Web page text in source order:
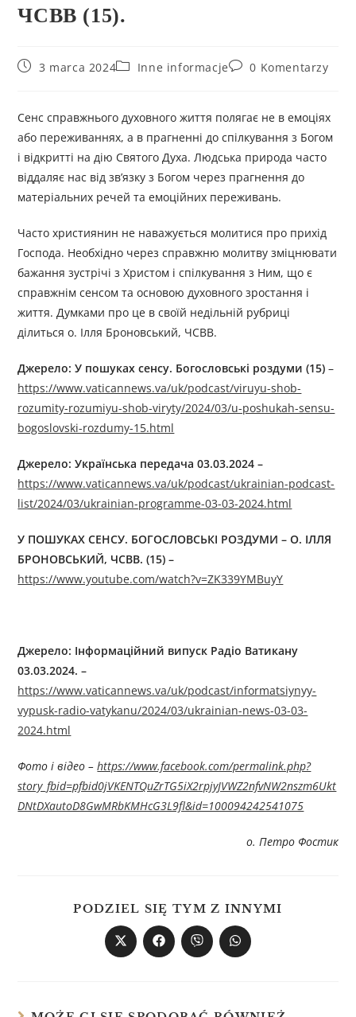
ЧСВВ (15).
3 marca 2024 Inne informacje 0 Komentarzy
Сенс справжнього духовного життя полягає не в емоціях
або переживаннях, а в прагненні до спілкування з Богом
і відкритті на дію Святого Духа. Людська природа часто
віддаляє нас від зв’язку з Богом через прагнення до
матеріальних речей та емоційних переживань.
Часто християнин не наважується молитися про прихід
Господа. Необхідно через справжню молитву зміцнювати
бажання зустрічі з Христом і спілкування з Ним, що є
справжнім сенсом та основою духовного зростання і
життя. Думками про це в своїй недільній рубриці
ділиться о. Ілля Броновський, ЧСВВ.
Джерелo: У пошуках ceнсу. Богословські роздуми (15) –
https://www.vaticannews.va/uk/podcast/viruyu-shob-
rozumity-rozumiyu-shob-viryty/2024/03/u-poshukah-sensu-
bogoslovski-rozdumy-15.html
Джерелo: Українська передача 03.03.2024 –
https://www.vaticannews.va/uk/podcast/ukrainian-podcast-
list/2024/03/ukrainian-programme-03-03-2024.html
У ПОШУКАХ CEНСУ. БОГОСЛОВСЬКІ РОЗДУМИ – О. ІЛЛЯ
БРОНОВСЬКИЙ, ЧСВВ. (15) –
https://www.youtube.com/watch?v=ZK339YMBuyY
Джерелo: Інформаційний випуск Радіо Ватикану
03.03.2024. –
https://www.vaticannews.va/uk/podcast/informatsiynyy-
vypusk-radio-vatykanu/2024/03/ukrainian-news-03-03-
2024.html
Фото і відео – https://www.facebook.com/permalink.php?
story_fbid=pfbid0jVKENTQuZrTG5iX2rpjyJVWZ2nfvNW2nszm6Ukt
DNtDXautoD8GwMRbKMHcG3L9fl&id=100094242541075
о. Петро Фостик
PODZIEL SIĘ TYM Z INNYMI